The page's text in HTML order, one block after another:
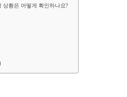
황은 어떻게 확인하나요?